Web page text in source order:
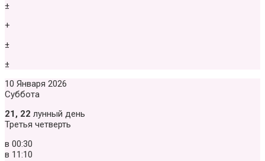
±
+
±
±
10 Января 2026
Суббота
21, 22 лунный день
Третья четверть
в 00:30
в 11:10